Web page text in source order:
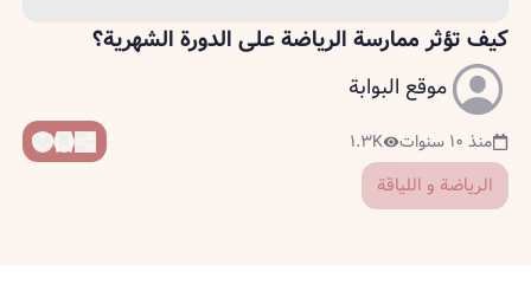
كيف تؤثر ممارسة الرياضة على الدورة الشهرية؟
موقع البوابة
الرياضة و اللياقة
منذ ١٠ سنوات ١.٣K